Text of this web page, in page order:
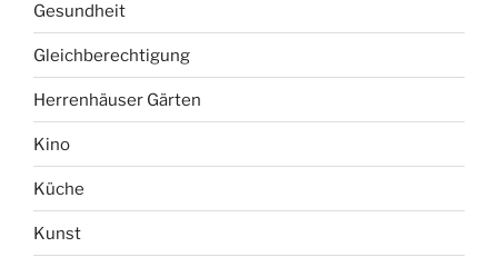
Herrenhäuser Gärten
Kino
Küche
Kunst
Laufen
Leben